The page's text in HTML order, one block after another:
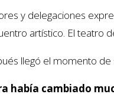
y delegaciones
artístico. El teatro
llegó el momento de
había cambiado